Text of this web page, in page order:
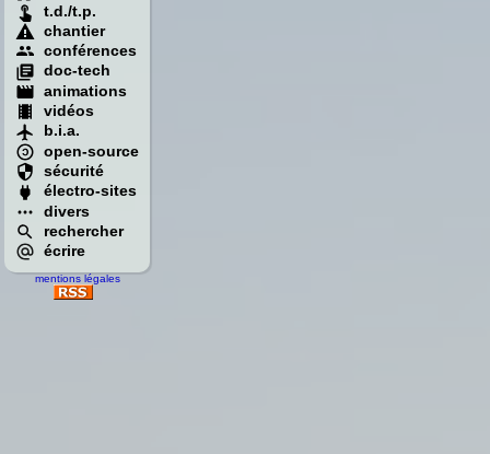
t.d./t.p.
chantier
conférences
doc-tech
animations
vidéos
b.i.a.
open-source
sécurité
électro-sites
divers
rechercher
écrire
mentions légales